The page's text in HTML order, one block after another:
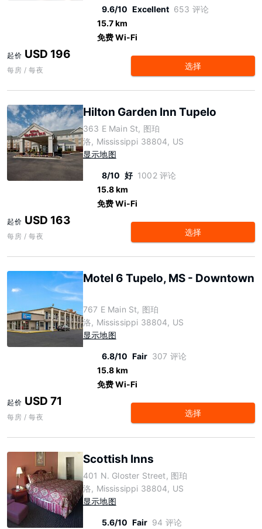
9.6/10 Excellent 653 评论
15.7 km
免费 Wi-Fi
起价 USD 196
每房 / 每夜 选择
Hilton Garden Inn Tupelo
363 E Main St, 图珀
洛, Mississippi 38804, US
显示地图
8/10 好 1002 评论
15.8 km
免费 Wi-Fi
起价 USD 163
每房 / 每夜 选择
Motel 6 Tupelo, MS - Downtown
767 E Main St, 图珀
洛, Mississippi 38804, US
显示地图
6.8/10 Fair 307 评论
15.8 km
免费 Wi-Fi
起价 USD 71
每房 / 每夜 选择
Scottish Inns
401 N. Gloster Street, 图珀
洛, Mississippi 38804, US
显示地图
5.6/10 Fair 94 评论